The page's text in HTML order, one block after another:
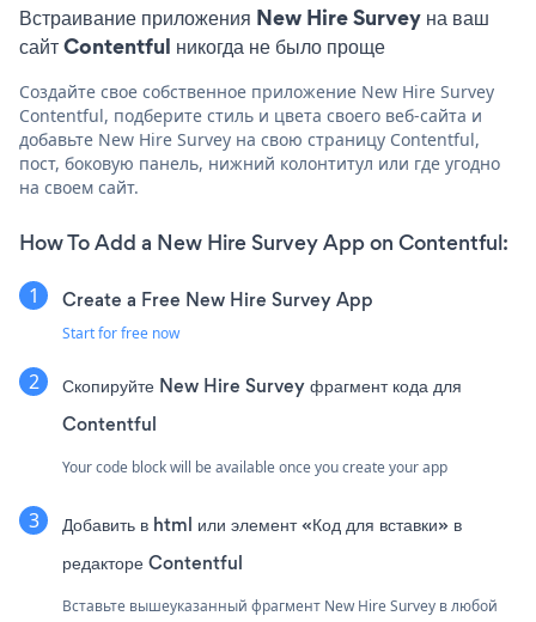
Встраивание приложения New Hire Survey на ваш
сайт Contentful никогда не было проще
Создайте свое собственное приложение New Hire Survey
Contentful, подберите стиль и цвета своего веб-сайта и
добавьте New Hire Survey на свою страницу Contentful,
пост, боковую панель, нижний колонтитул или где угодно
на своем сайт.
How To Add a New Hire Survey App on Contentful:
Create a Free New Hire Survey App
Start for free now
Скопируйте New Hire Survey фрагмент кода для
Contentful
Your code block will be available once you create your app
Добавить в html или элемент «Код для вставки» в
редакторе Contentful
Вставьте вышеуказанный фрагмент New Hire Survey в любой